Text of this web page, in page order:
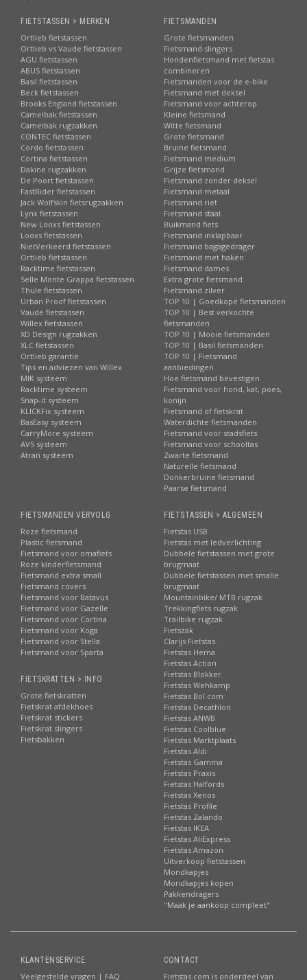
FIETSTASSEN > MERKEN
Ortlieb fietstassen
Ortlieb vs Vaude fietstassen
AGU fietstassen
ABUS fietstassen
Basil fietstassen
Beck fietstassen
Brooks England fietstassen
Camelbak fietstassen
Camelbak rugzakken
CONTEC fietstassen
Cordo fietstassen
Cortina fietstassen
Dakine rugzakken
De Poort fietstassen
FastRider fietstassen
Jack Wolfskin fietsrugzakken
Lynx fietstassen
New Looxs fietstassen
Looxs fietstassen
NietVerkeerd fietstassen
Ortlieb fietstassen
Racktime fietstassen
Selle Monte Grappa fietstassen
Thule fietstassen
Urban Proof fietstassen
Vaude fietstassen
Willex fietstassen
XD Design rugzakken
XLC fietstassen
Ortlieb garantie
Tips en adviezen van Willex
MIK systeem
Racktime systeem
Snap-it systeem
KLICKFix systeem
BasEasy systeem
CarryMore systeem
AVS systeem
Atran systeem
FIETSMANDEN
Grote fietsmanden
Fietsmand slingers
Hondenfietsmand met fietstas
combineren
Fietsmanden voor de e-bike
Fietsmand met deksel
Fietsmand voor achterop
Kleine fietsmand
Witte fietsmand
Grote fietsmand
Bruine fietsmand
Fietsmand medium
Grijze fietsmand
Fietsmand zonder deksel
Fietsmand metaal
Fietsmand riet
Fietsmand staal
Buikmand fiets
Fietsmand inklapbaar
Fietsmand bagagedrager
Fietsmand met haken
Fietsmand dames
Extra grote fietsmand
Fietsmand zilver
TOP 10 | Goedkope fietsmanden
TOP 10 | Best verkochte
fietsmanden
TOP 10 | Mooie fietsmanden
TOP 10 | Basil fietsmanden
TOP 10 | Fietsmand
aanbiedingen
Hoe fietsmand bevestigen
Fietsmand voor hond, kat, poes,
konijn
Fietsmand of fietskrat
Waterdichte fietsmanden
Fietsmand voor stadsfiets
Fietsmand voor schooltas
Zwarte fietsmand
Naturelle fietsmand
Donkerbruine fietsmand
Paarse fietsmand
FIETSMANDEN VERVOLG
Roze fietsmand
Plastic fietsmand
Fietsmand voor omafiets
Roze kinderfietsmand
Fietsmand extra small
Fietsmand covers
Fietsmand voor Batavus
Fietsmand voor Gazelle
Fietsmand voor Cortina
Fietsmand voor Koga
Fietsmand voor Stella
Fietsmand voor Sparta
FIETSKRATTEN > INFO
Grote fietskratten
Fietskrat afdekhoes
Fietskrat stickers
Fietskrat slingers
Fietsbakken
FIETSTASSEN > ALGEMEEN
Fietstas USB
Fietstas met ledverlichting
Dubbele fietstassen met grote
brugmaat
Dubbele fietstassen met smalle
brugmaat
Mountainbike/ MTB rugzak
Trekkingfiets rugzak
Trailbike rugzak
Fietszak
Clarijs Fietstas
Fietstas Hema
Fietstas Action
Fietstas Blokker
Fietstas Wehkamp
Fietstas Bol.com
Fietstas Decathlon
Fietstas ANWB
Fietstas Coolblue
Fietstas Marktplaats
Fietstas Aldi
Fietstas Gamma
Fietstas Praxis
Fietstas Halfords
Fietstas Xenos
Fietstas Profile
Fietstas Zalando
Fietstas IKEA
Fietstas AliExpress
Fietstas Amazon
Uitverkoop fietstassen
Mondkapjes
Mondkapjes kopen
Pakkendragers
"Maak je aankoop compleet"
KLANTENSERVICE
Veelgestelde vragen | FAQ
CONTACT
Fietstas.com is onderdeel van